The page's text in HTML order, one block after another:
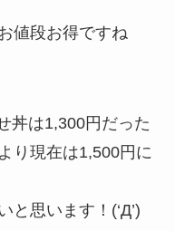
値段お得ですね
丼は1,300円だった
り現在は1,500円に
と思います！(‘Д’)